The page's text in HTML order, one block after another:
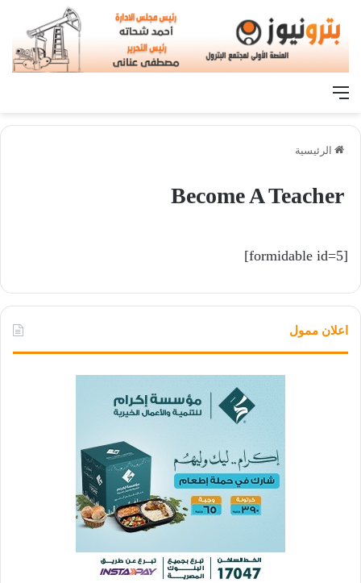
القائمة
الرئيسية
Become A Teacher
[formidable id=5]
اعلان ممول